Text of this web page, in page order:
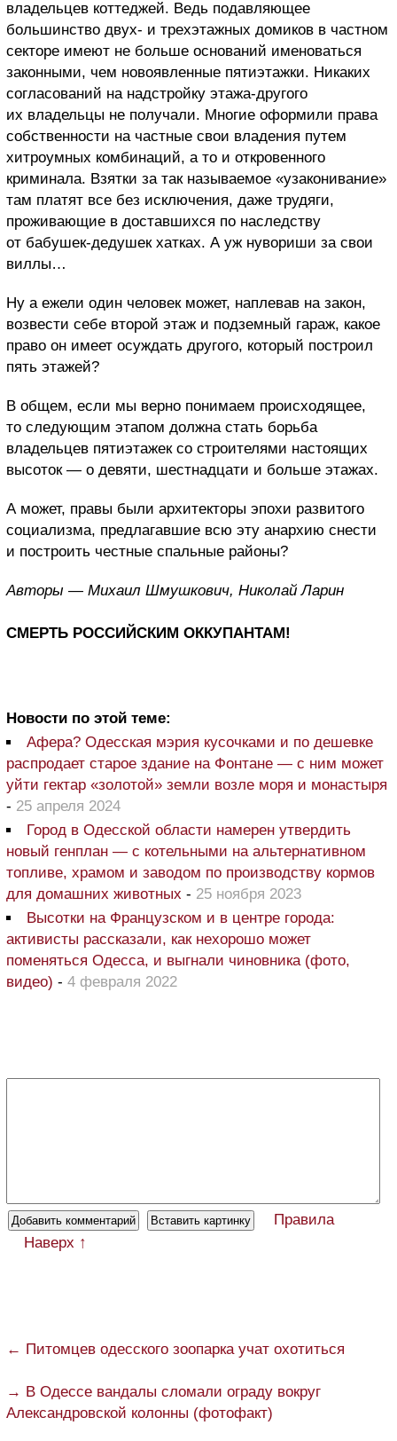
владельцев коттеджей. Ведь подавляющее
большинство двух- и трехэтажных домиков в частном
секторе имеют не больше оснований именоваться
законными, чем новоявленные пятиэтажки. Никаких
согласований на надстройку этажа-другого
их владельцы не получали. Многие оформили права
собственности на частные свои владения путем
хитроумных комбинаций, а то и откровенного
криминала. Взятки за так называемое «узаконивание»
там платят все без исключения, даже трудяги,
проживающие в доставшихся по наследству
от бабушек-дедушек хатках. А уж нувориши за свои
виллы…
Ну а ежели один человек может, наплевав на закон,
возвести себе второй этаж и подземный гараж, какое
право он имеет осуждать другого, который построил
пять этажей?
В общем, если мы верно понимаем происходящее,
то следующим этапом должна стать борьба
владельцев пятиэтажек со строителями настоящих
высоток — о девяти, шестнадцати и больше этажах.
А может, правы были архитекторы эпохи развитого
социализма, предлагавшие всю эту анархию снести
и построить честные спальные районы?
Авторы — Михаил Шмушкович, Николай Ларин
СМЕРТЬ РОССИЙСКИМ ОККУПАНТАМ!
Новости по этой теме:
Афера? Одесская мэрия кусочками и по дешевке
распродает старое здание на Фонтане — с ним может
уйти гектар «золотой» земли возле моря и монастыря
- 25 апреля 2024
Город в Одесской области намерен утвердить
новый генплан — с котельными на альтернативном
топливе, храмом и заводом по производству кормов
для домашних животных - 25 ноября 2023
Высотки на Французском и в центре города:
активисты рассказали, как нехорошо может
поменяться Одесса, и выгнали чиновника (фото,
видео) - 4 февраля 2022
Правила
Наверх ↑
← Питомцев одесского зоопарка учат охотиться
→ В Одессе вандалы сломали ограду вокруг
Александровской колонны (фотофакт)